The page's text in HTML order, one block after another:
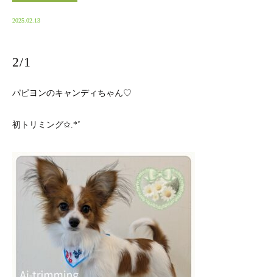
2025.02.13
2/1
パピヨンのキャンディちゃん♡
初トリミング✩.*˚